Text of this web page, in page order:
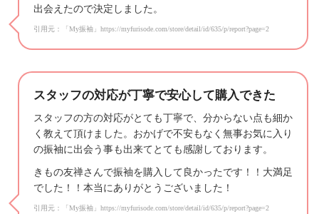
出会えたので決定しました。
引用元：「My振袖」https://myfurisode.com/store/detail/id/635/p/report?page=2
スタッフの対応が丁寧で安心して購入できた
スタッフの方の対応がとても丁寧で、分からない点も細か
く教えて頂けました。おかげで不安もなく無事お気に入り
の振袖に出会う事も出来てとても感謝しております。
きもの友禅さんで振袖を購入して良かったです！！大満足
でした！！本当にありがとうございました！
引用元：「My振袖」https://myfurisode.com/store/detail/id/635/p/report?page=2